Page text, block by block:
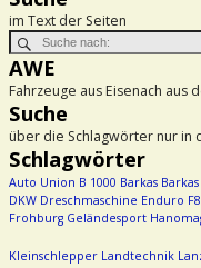
im Text der Seiten
AWE
Fahrzeuge aus Eisenach aus
Suche
über die Schlagwörter nur in
Schlagwörter
Auto Union B 1000 Barkas
DKW Dreschmaschine Enduro F8
Frohburg Geländesport
Kleinschlepper Landtechnik